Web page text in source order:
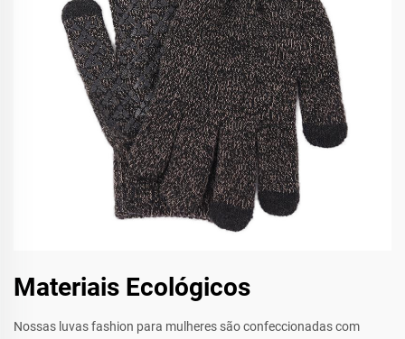
Materiais Ecológicos
Nossas luvas fashion para mulheres são confeccionadas com